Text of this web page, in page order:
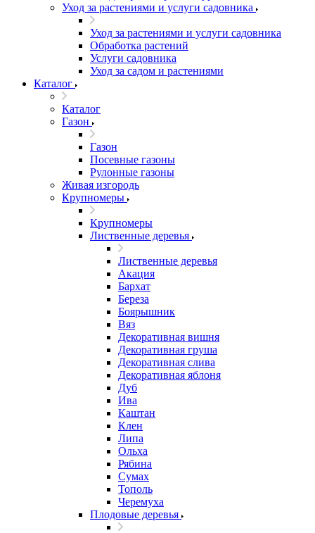
Уход за растениями и услуги садовника
Уход за растениями и услуги садовника
Обработка растений
Услуги садовника
Уход за садом и растениями
Каталог
Каталог
Газон
Газон
Посевные газоны
Рулонные газоны
Живая изгородь
Крупномеры
Крупномеры
Лиственные деревья
Лиственные деревья
Акация
Бархат
Береза
Боярышник
Вяз
Декоративная вишня
Декоративная груша
Декоративная слива
Декоративная яблоня
Дуб
Ива
Каштан
Клен
Липа
Ольха
Рябина
Сумах
Тополь
Черемуха
Плодовые деревья